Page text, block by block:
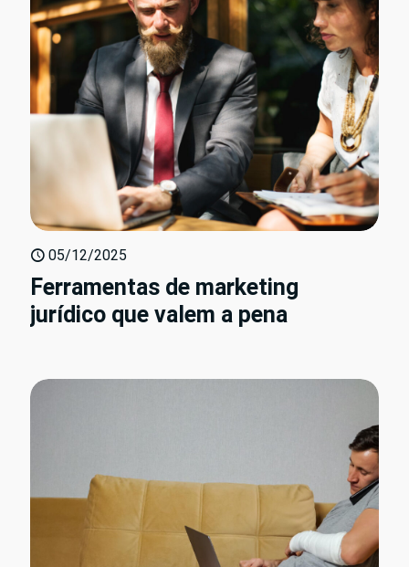
05/12/2025
Ferramentas de marketing
jurídico que valem a pena